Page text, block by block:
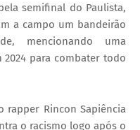
semifinal do Paulista,
a campo um bandeirão
mencionando uma
para combater todo
rapper Rincon Sapiência
o racismo logo após o